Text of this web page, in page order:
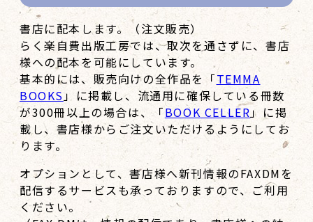
書店に配本します。（注文販売）
らく楽自費出版工房では、取次を通さずに、書店
様への配本を可能にしています。
基本的には、販売向けの全作品を「TEMMA
BOOKS」に掲載し、流通用に確保している冊数
が300冊以上の場合は、「BOOK CELLER」に掲
載し、書店様からご注文いただけるようにしてお
ります。
オプションとして、書店様へ新刊情報のFAXDMを
配信するサービスも承っておりますので、ご利用
ください。